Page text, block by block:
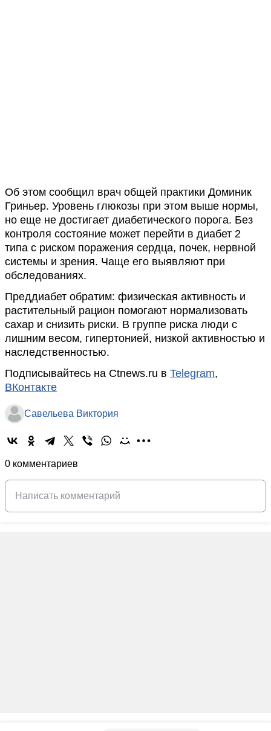
Об этом сообщил врач общей практики Доминик
Гриньер. Уровень глюкозы при этом выше нормы,
но еще не достигает диабетического порога. Без
контроля состояние может перейти в диабет 2
типа с риском поражения сердца, почек, нервной
системы и зрения. Чаще его выявляют при
обследованиях.
Преддиабет обратим: физическая активность и
растительный рацион помогают нормализовать
сахар и снизить риски. В группе риска люди с
лишним весом, гипертонией, низкой активностью и
наследственностью.
Подписывайтесь на Ctnews.ru в Telegram,
ВКонтакте
Савельева Виктория
0 комментариев